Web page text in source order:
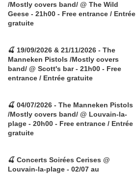
/Mostly covers band/ @ The Wild
Geese - 21h00 - Free entrance / Entrée
gratuite
🍒 19/09/2026 & 21/11/2026 - The
Manneken Pistols /Mostly covers
band/ @ Scott's bar - 21h00 - Free
entrance / Entrée gratuite
🍒 04/07/2026 - The Manneken Pistols
/Mostly covers band/ @ Louvain-la-
plage - 20h00 - Free entrance / Entrée
gratuite
🍒 Concerts Soirées Cerises @
Louvain-la-plage - 02/07 au